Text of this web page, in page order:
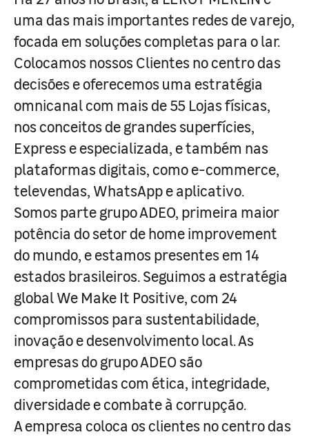
uma das mais importantes redes de varejo,
focada em soluções completas para o lar.
Colocamos nossos Clientes no centro das
decisões e oferecemos uma estratégia
omnicanal com mais de 55 Lojas físicas,
nos conceitos de grandes superfícies,
Express e especializada, e também nas
plataformas digitais, como e-commerce,
televendas, WhatsApp e aplicativo.
Somos parte grupo ADEO, primeira maior
potência do setor de home improvement
do mundo, e estamos presentes em 14
estados brasileiros. Seguimos a estratégia
global We Make It Positive, com 24
compromissos para sustentabilidade,
inovação e desenvolvimento local. As
empresas do grupo ADEO são
comprometidas com ética, integridade,
diversidade e combate à corrupção.
A empresa coloca os clientes no centro das